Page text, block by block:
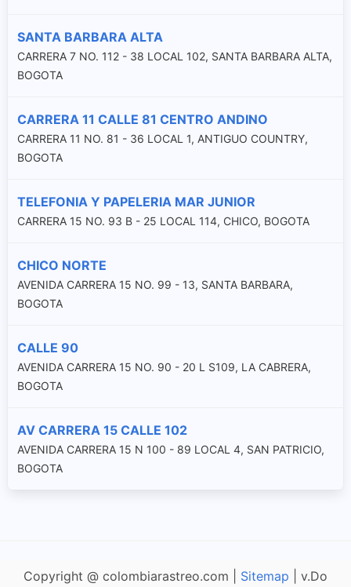
SANTA BARBARA ALTA
CARRERA 7 NO. 112 - 38 LOCAL 102, SANTA BARBARA ALTA,
BOGOTA
CARRERA 11 CALLE 81 CENTRO ANDINO
CARRERA 11 NO. 81 - 36 LOCAL 1, ANTIGUO COUNTRY,
BOGOTA
TELEFONIA Y PAPELERIA MAR JUNIOR
CARRERA 15 NO. 93 B - 25 LOCAL 114, CHICO, BOGOTA
CHICO NORTE
AVENIDA CARRERA 15 NO. 99 - 13, SANTA BARBARA,
BOGOTA
CALLE 90
AVENIDA CARRERA 15 NO. 90 - 20 L S109, LA CABRERA,
BOGOTA
AV CARRERA 15 CALLE 102
AVENIDA CARRERA 15 N 100 - 89 LOCAL 4, SAN PATRICIO,
BOGOTA
Copyright @ colombiarastreo.com | Sitemap | v.Do